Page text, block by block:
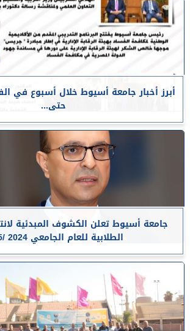
حتى...
جامعة أسيوط تعلن الكشوف المبدئية
الطلابية للعام الجامعي 2024 /2025